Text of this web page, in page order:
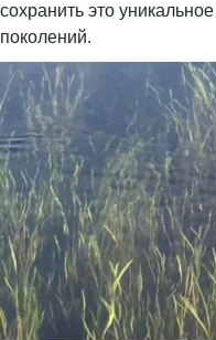
сохранить это
поколений.